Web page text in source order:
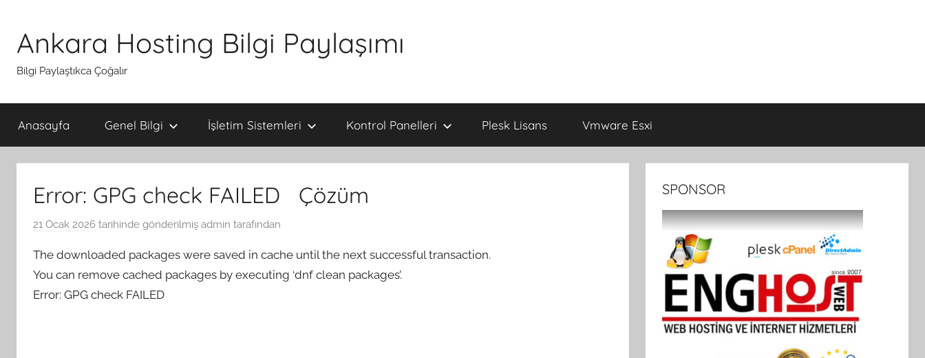
Ankara Hosting Bilgi Paylaşımı
Bilgi Paylaştıkca Çoğalır
Anasayfa Genel Bilgi İşletim Sistemleri Kontrol Panelleri Plesk Lisans Vmware Esxi
Error: GPG check FAILED Çözüm
21 Ocak 2026 tarihinde gönderilmiş admin tarafından
The downloaded packages were saved in cache until the next successful transaction.
You can remove cached packages by executing ‘dnf clean packages’.
Error: GPG check FAILED
SPONSOR